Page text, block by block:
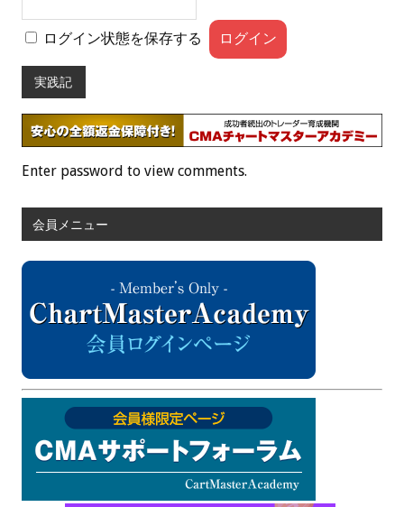
ログイン状態を保存する
実践記
Enter password to view comments.
会員メニュー